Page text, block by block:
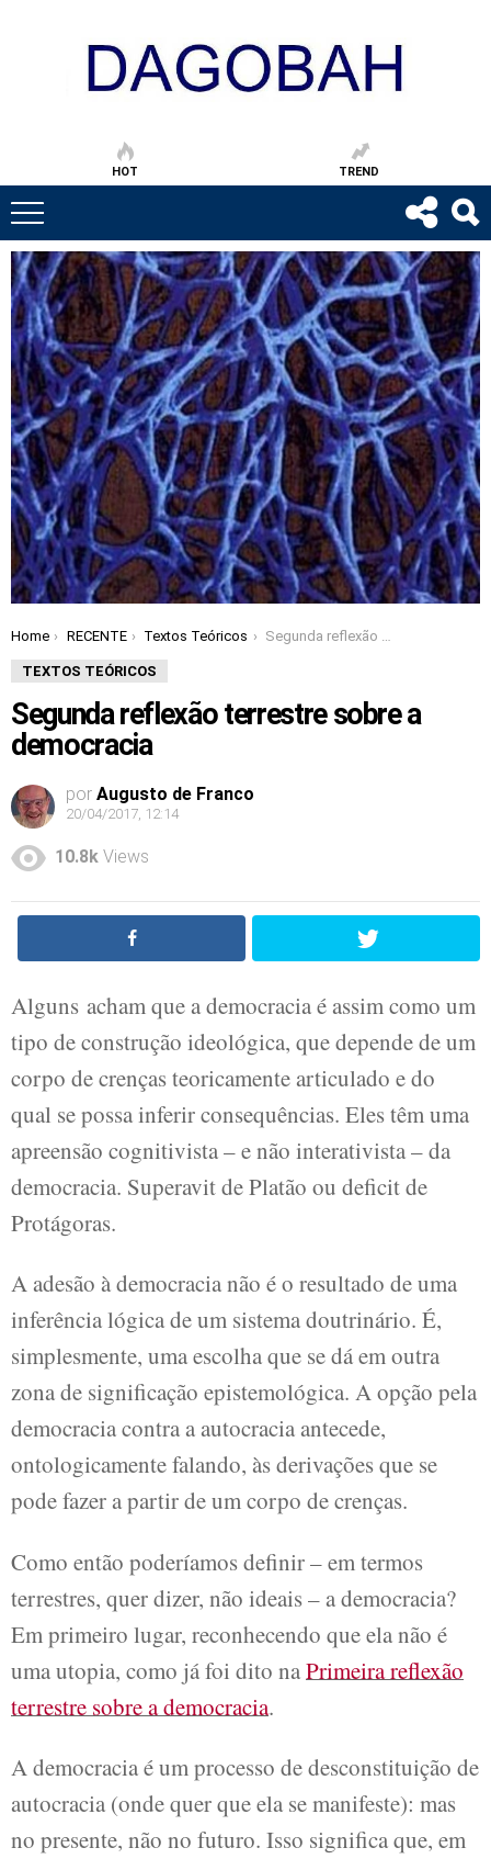
HOT TREND
You are here:
Home RECENTE Textos Teóricos Segunda reflexão terrestre sobre a democracia
TEXTOS TEÓRICOS
Segunda reflexão terrestre sobre a
democracia
por Augusto de Franco
20/04/2017, 12:14
10.8k Views
Alguns acham que a democracia é assim como um
tipo de construção ideológica, que depende de um
corpo de crenças teoricamente articulado e do
qual se possa inferir consequências. Eles têm uma
apreensão cognitivista – e não interativista – da
democracia. Superavit de Platão ou deficit de
Protágoras.
A adesão à democracia não é o resultado de uma
inferência lógica de um sistema doutrinário. É,
simplesmente, uma escolha que se dá em outra
zona de significação epistemológica. A opção pela
democracia contra a autocracia antecede,
ontologicamente falando, às derivações que se
pode fazer a partir de um corpo de crenças.
Como então poderíamos definir – em termos
terrestres, quer dizer, não ideais – a democracia?
Em primeiro lugar, reconhecendo que ela não é
uma utopia, como já foi dito naPrimeira reflexão
terrestre sobre a democracia.
A democracia é um processo de desconstituição de
autocracia (onde quer que ela se manifeste): mas
no presente, não no futuro. Isso significa que, em